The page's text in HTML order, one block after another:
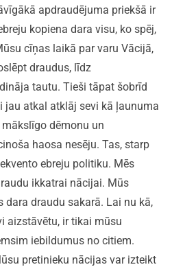
apdraudējuma priekšā ir
kopiena dara visu, ko spēj,
cīņas laikā par varu Vācijā,
draudus, līdz
tautu. Tieši tāpat šobrīd
jau atkal atklāj sevi kā ļaunuma
dēmonu un
haosa nesēju. Tas, starp
ebreju politiku. Mēs
ikkatrai nācijai. Mūs
dara draudu sakarā. Lai nu kā,
aizstāvētu, ir tikai mūsu
iebildumus no citiem.
pretinieku nācijas var izteikt